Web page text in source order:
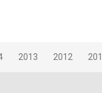
2013 2012